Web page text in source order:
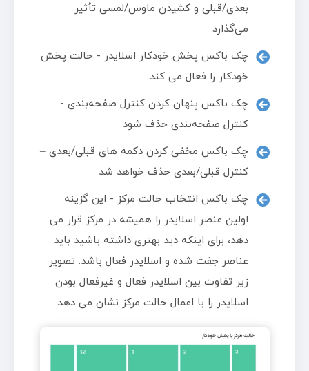
بعدی/قبلی و کشیدن ماوس/لمسی تأثیر
می‌گذارد
چک باکس پخش خودکار اسلایدر - حالت پخش
خودکار را فعال می کند
چک باکس پنهان کردن کنترل صفحه‌بندی -
کنترل صفحه‌بندی حذف شود
چک باکس مخفی کردن دکمه های قبلی/بعدی –
کنترل قبلی/بعدی حذف خواهد شد
چک باکس انتخاب حالت مرکز - این گزینه
اولین عنصر اسلایدر را همیشه در مرکز قرار می
دهد، برای اینکه دید بهتری داشته باشید باید
عناصر جفت شده و اسلایدر فعال باشد. تصویر
زیر تفاوت بین اسلایدر فعال و غیرفعال بودن
اسلایدر را با اعمال حالت مرکز نشان می دهد.